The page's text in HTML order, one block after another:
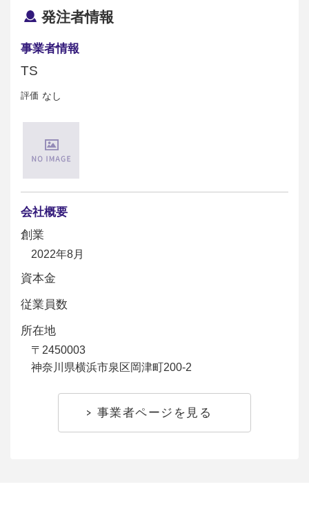
発注者情報
事業者情報
TS
評価 なし
会社概要
創業
2022年8月
資本金
従業員数
所在地
〒2450003
神奈川県横浜市泉区岡津町200-2
事業者ページを見る